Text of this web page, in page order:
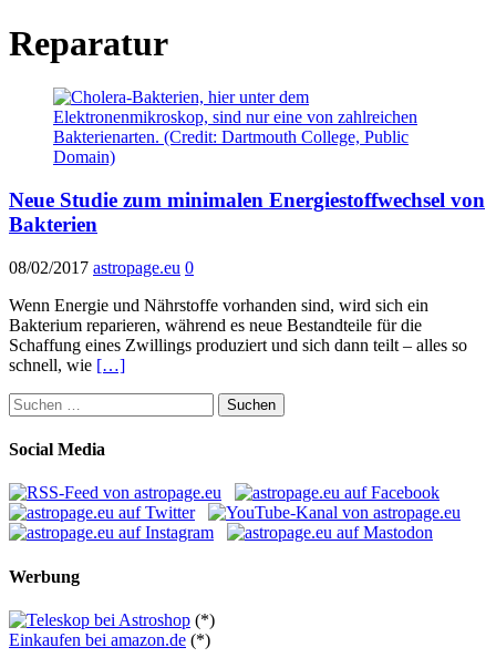
Reparatur
Neue Studie zum minimalen Energiestoffwechsel von
Bakterien
08/02/2017 astropage.eu 0
Wenn Energie und Nährstoffe vorhanden sind, wird sich ein
Bakterium reparieren, während es neue Bestandteile für die
Schaffung eines Zwillings produziert und sich dann teilt – alles so
schnell, wie […]
Suchen
nach:
Social Media
Werbung
(*)
Einkaufen bei amazon.de (*)